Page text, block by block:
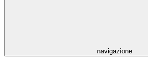
navigazione